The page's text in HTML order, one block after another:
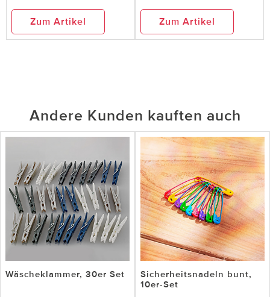
Zum Artikel Zum Artikel
Andere Kunden kauften auch
Wäscheklammer, 30er Set
Sicherheitsnadeln bunt,
10er-Set